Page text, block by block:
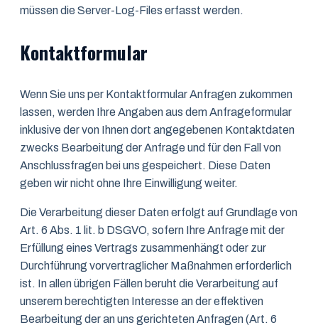
müssen die Server-Log-Files erfasst werden.
Kontaktformular
Wenn Sie uns per Kontaktformular Anfragen zukommen
lassen, werden Ihre Angaben aus dem Anfrageformular
inklusive der von Ihnen dort angegebenen Kontaktdaten
zwecks Bearbeitung der Anfrage und für den Fall von
Anschlussfragen bei uns gespeichert. Diese Daten
geben wir nicht ohne Ihre Einwilligung weiter.
Die Verarbeitung dieser Daten erfolgt auf Grundlage von
Art. 6 Abs. 1 lit. b DSGVO, sofern Ihre Anfrage mit der
Erfüllung eines Vertrags zusammenhängt oder zur
Durchführung vorvertraglicher Maßnahmen erforderlich
ist. In allen übrigen Fällen beruht die Verarbeitung auf
unserem berechtigten Interesse an der effektiven
Bearbeitung der an uns gerichteten Anfragen (Art. 6